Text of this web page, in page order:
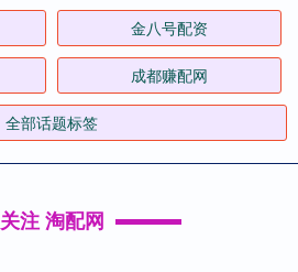
金八号配资
成都赚配网
全部话题标签
关注 淘配网